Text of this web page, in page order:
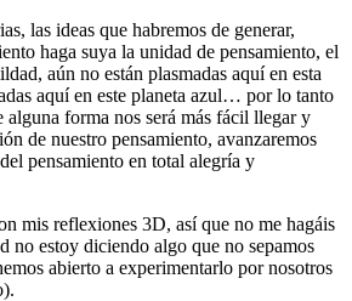
las ideas que habremos de generar,
haga suya la unidad de pensamiento, el
aún no están plasmadas aquí en esta
aquí en este planeta azul… por lo tanto
alguna forma nos será más fácil llegar y
de nuestro pensamiento, avanzaremos
pensamiento en total alegría y
mis reflexiones 3D, así que no me hagáis
no estoy diciendo algo que no sepamos
abierto a experimentarlo por nosotros